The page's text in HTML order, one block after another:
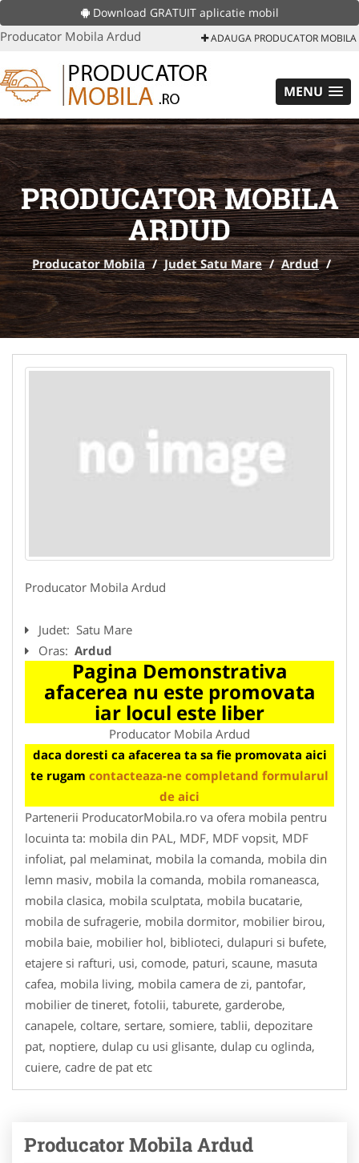
Download GRATUIT aplicatie mobil
Producator Mobila Ardud ADAUGA PRODUCATOR MOBILA
MENU
PRODUCATOR MOBILA
ARDUD
Producator Mobila / Judet Satu Mare / Ardud /
Producator Mobila Ardud
Judet: Satu Mare
Oras: Ardud
Pagina Demonstrativa
afacerea nu este promovata
iar locul este liber
Producator Mobila Ardud
daca doresti ca afacerea ta sa fie promovata aici
te rugam contacteaza-ne completand formularul
de aici
Partenerii ProducatorMobila.ro va ofera mobila pentru
locuinta ta: mobila din PAL, MDF, MDF vopsit, MDF
infoliat, pal melaminat, mobila la comanda, mobila din
lemn masiv, mobila la comanda, mobila romaneasca,
mobila clasica, mobila sculptata, mobila bucatarie,
mobila de sufragerie, mobila dormitor, mobilier birou,
mobila baie, mobilier hol, biblioteci, dulapuri si bufete,
etajere si rafturi, usi, comode, paturi, scaune, masuta
cafea, mobila living, mobila camera de zi, pantofar,
mobilier de tineret, fotolii, taburete, garderobe,
canapele, coltare, sertare, somiere, tablii, depozitare
pat, noptiere, dulap cu usi glisante, dulap cu oglinda,
cuiere, cadre de pat etc
Producator Mobila Ardud